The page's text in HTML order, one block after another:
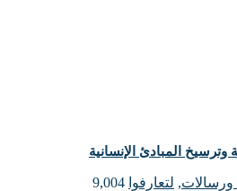
وترسيخ المبادئ الإنسانية
ورسالات, لتعارفوا 9,004